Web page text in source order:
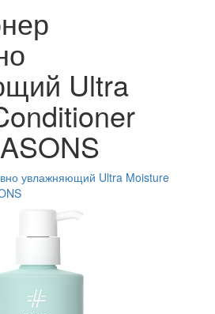
Ultra